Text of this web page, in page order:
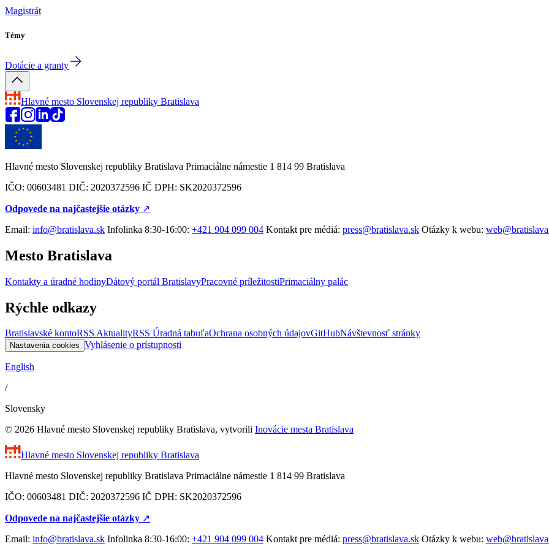
Magistrát
Témy
Dotácie a granty
Hlavné mesto Slovenskej republiky Bratislava
Hlavné mesto Slovenskej republiky Bratislava Primaciálne námestie 1 814 99 Bratislava
IČO: 00603481 DIČ: 2020372596 IČ DPH: SK2020372596
Odpovede na najčastejšie otázky ↗︎
Email: info@bratislava.sk Infolinka 8:30-16:00: +421 904 099 004 Kontakt pre médiá: press@bratislava.sk Otázky k webu:
Mesto Bratislava
Kontakty a úradné hodinyDátový portál BratislavyPracovné príležitostiPrimaciálny palác
Rýchle odkazy
Bratislavské kontoRSS AktualityRSS Úradná tabuľaOchrana osobných údajovGitHubNávštevnosť stránky
Nastavenia cookies Vyhlásenie o prístupnosti
English
/
Slovensky
© 2026 Hlavné mesto Slovenskej republiky Bratislava, vytvorili Inovácie mesta Bratislava
Hlavné mesto Slovenskej republiky Bratislava
Hlavné mesto Slovenskej republiky Bratislava Primaciálne námestie 1 814 99 Bratislava
IČO: 00603481 DIČ: 2020372596 IČ DPH: SK2020372596
Odpovede na najčastejšie otázky ↗︎
Email: info@bratislava.sk Infolinka 8:30-16:00: +421 904 099 004 Kontakt pre médiá: press@bratislava.sk Otázky k webu: